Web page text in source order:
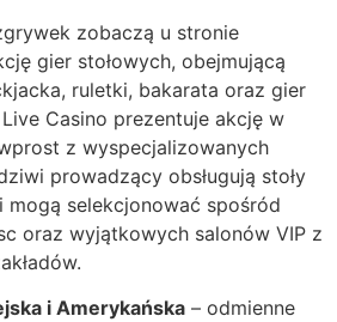
zobaczą u stronie
gier stołowych, obejmującą
ruletki, bakarata oraz gier
Casino prezentuje akcję w
z wyspecjalizowanych
prowadzący obsługują stoły
mogą selekcjonować spośród
oraz wyjątkowych salonów VIP z
i Amerykańska – odmienne